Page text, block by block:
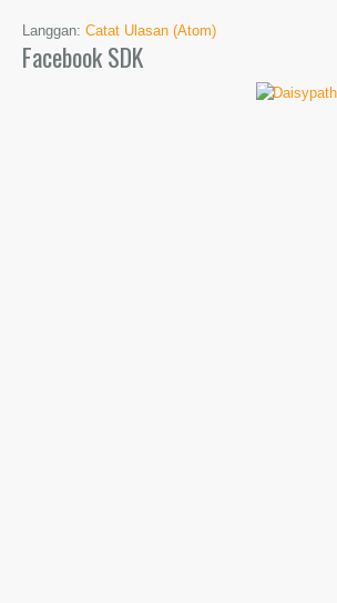
Langgan: Catat Ulasan (Atom)
Facebook SDK